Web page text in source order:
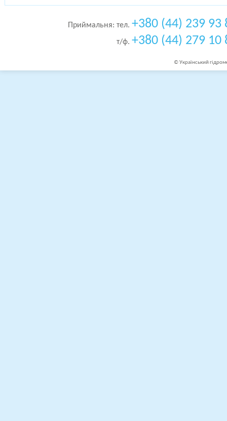
Приймальня: тел. +380 (44) 239 93
т/ф. +380 (44) 279 10
© Український